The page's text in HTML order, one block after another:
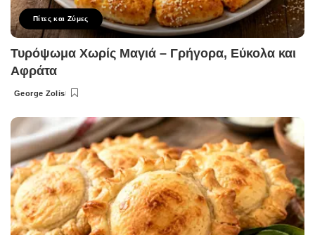
Πίτες και Ζύμες
Τυρόψωμα Χωρίς Μαγιά – Γρήγορα, Εύκολα και
Αφράτα
Posted
George Zolis